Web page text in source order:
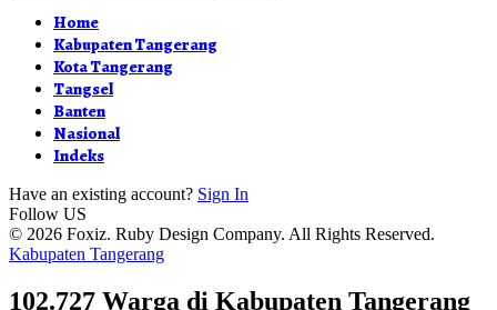
Home
Kabupaten Tangerang
Kota Tangerang
Tangsel
Banten
Nasional
Indeks
Have an existing account? Sign In
Follow US
© 2026 Foxiz. Ruby Design Company. All Rights Reserved.
Kabupaten Tangerang
102.727 Warga di Kabupaten Tangerang